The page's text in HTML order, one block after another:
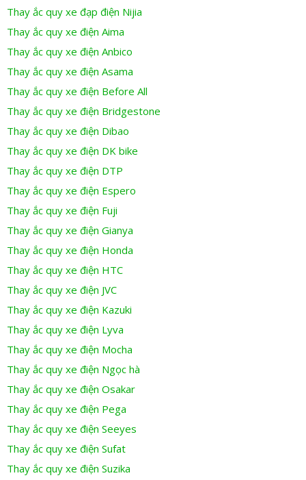
Thay ắc quy xe đạp điện Nijia
Thay ắc quy xe điện Aima
Thay ắc quy xe điện Anbico
Thay ắc quy xe điện Asama
Thay ắc quy xe điện Before All
Thay ắc quy xe điện Bridgestone
Thay ắc quy xe điện Dibao
Thay ắc quy xe điện DK bike
Thay ắc quy xe điện DTP
Thay ắc quy xe điện Espero
Thay ắc quy xe điện Fuji
Thay ắc quy xe điện Gianya
Thay ắc quy xe điện Honda
Thay ắc quy xe điện HTC
Thay ắc quy xe điện JVC
Thay ắc quy xe điện Kazuki
Thay ắc quy xe điện Lyva
Thay ắc quy xe điện Mocha
Thay ắc quy xe điện Ngọc hà
Thay ắc quy xe điện Osakar
Thay ắc quy xe điện Pega
Thay ắc quy xe điện Seeyes
Thay ắc quy xe điện Sufat
Thay ắc quy xe điện Suzika